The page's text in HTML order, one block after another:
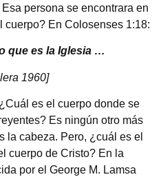
persona se encontrara en
cuerpo? En Colosenses 1:18:
que es la Iglesia …
1960]
¿Cuál es el cuerpo donde se
Es ningún otro más
la cabeza. Pero, ¿cuál es el
cuerpo de Cristo? En la
por el George M. Lamsa